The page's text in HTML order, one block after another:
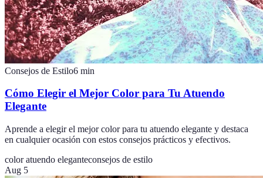
Consejos de Estilo6 min
Cómo Elegir el Mejor Color para Tu Atuendo
Elegante
Aprende a elegir el mejor color para tu atuendo elegante y destaca
en cualquier ocasión con estos consejos prácticos y efectivos.
color atuendo eleganteconsejos de estilo
Aug 5